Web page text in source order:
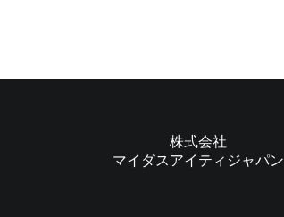
株式会社
マイダスアイティジャパン